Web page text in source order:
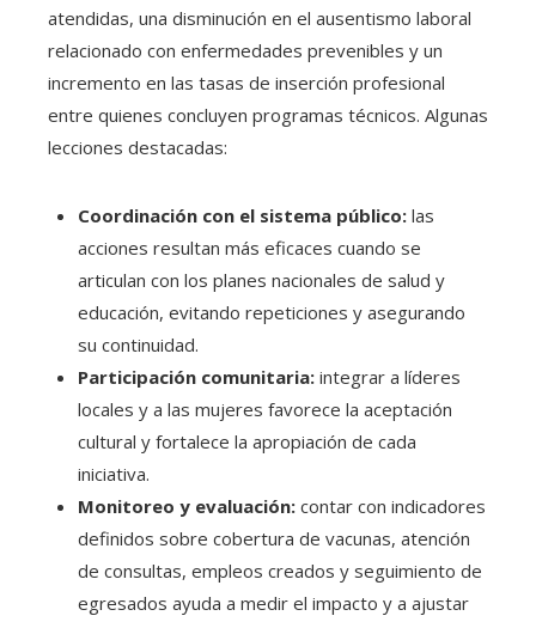
atendidas, una disminución en el ausentismo laboral
relacionado con enfermedades prevenibles y un
incremento en las tasas de inserción profesional
entre quienes concluyen programas técnicos. Algunas
lecciones destacadas:
Coordinación con el sistema público: las
acciones resultan más eficaces cuando se
articulan con los planes nacionales de salud y
educación, evitando repeticiones y asegurando
su continuidad.
Participación comunitaria: integrar a líderes
locales y a las mujeres favorece la aceptación
cultural y fortalece la apropiación de cada
iniciativa.
Monitoreo y evaluación: contar con indicadores
definidos sobre cobertura de vacunas, atención
de consultas, empleos creados y seguimiento de
egresados ayuda a medir el impacto y a ajustar